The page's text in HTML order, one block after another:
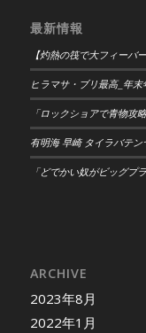
最新情報
【灼熱の筏で大フィーバ
ヒラマサ・ブリ最高_年
「ロックショアで青物攻
有明海 早崎 タイラバテン
「どでかい奴がビッグプ
ARCHIVE
2023年8月
2022年1月